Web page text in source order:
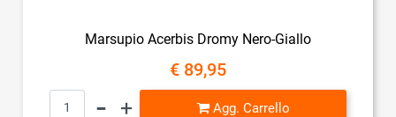
Marsupio Acerbis Dromy Nero-Giallo
€ 89,95
Quantità
Agg. Carrello